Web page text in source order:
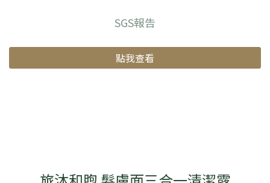
SGS報告
點我查看